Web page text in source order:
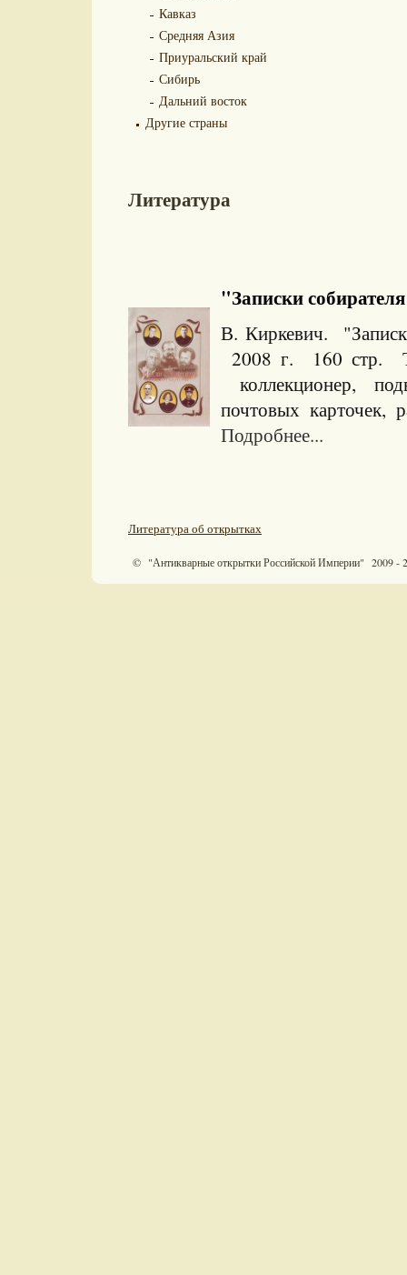
Кавказ
Средняя Азия
Приуральский край
Сибирь
Дальний восток
Другие страны
Литература
"Записки
В. Киркевич.
2008 г. 160 стр.
коллекционер,
почтовых карточек,
Подробнее...
Литература об открытках
© "Антикварные открытки Российской Империи" 2009 -